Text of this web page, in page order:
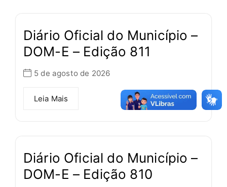
Diário Oficial do Município –
DOM-E – Edição 811
5 de agosto de 2026
Leia Mais
Diário Oficial do Município –
DOM-E – Edição 810